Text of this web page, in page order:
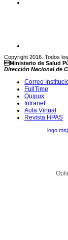
Copyright 2016. Todos
Ministerio de Salud
Dirección Nacional de
Correo
FullTime
Quipux
Intranet
Aula Virtual
Revista HPAS